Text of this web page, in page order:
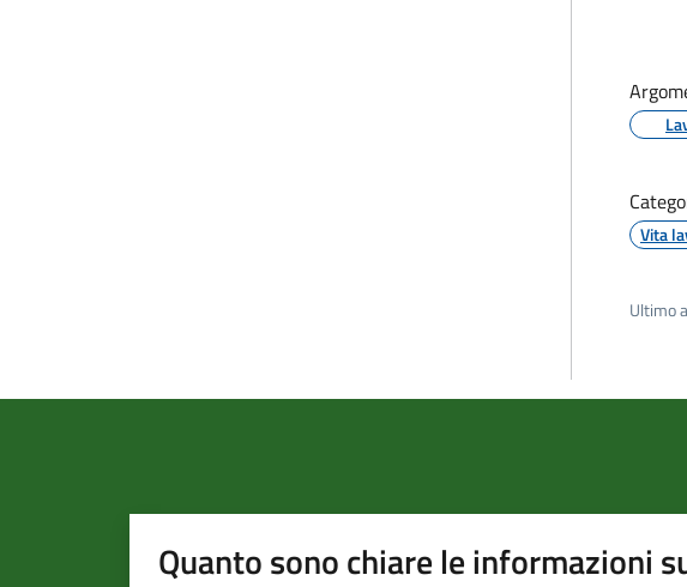
Vita
Ultimo
Quanto sono chiare le informazioni